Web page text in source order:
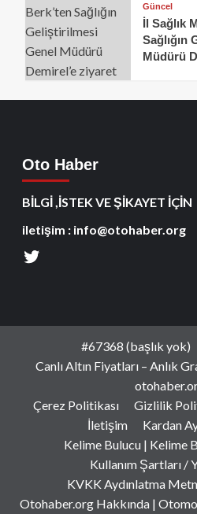
Güncel
İl Sağlık
Sağlığın
Müdürü
Oto Haber
BİLGİ ,İSTEK VE ŞİKAYET İÇİN
iletişim : info@otohaber.org
#67368 (başlık yok)
Canlı Altın Fiyatları – Anlık
Çerez Politikası
Gizlilik
İletişim
Kardan
Kelime Bulucu | Kelime
Kullanım Şartları /
KVKK Aydınlatma
Otohaber.org Hakkında |